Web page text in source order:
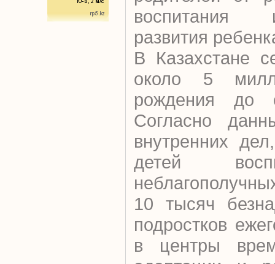
воспитания
развития
В Казахстане
около 5
рождения до
Согласно
внутренних
детей
10 тысяч
подростков
в центры